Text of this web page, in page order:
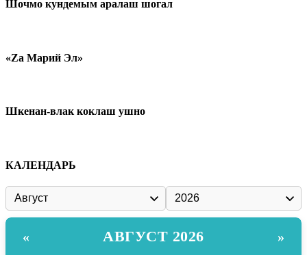
Шочмо кундемым аралаш шогал
«Zа Марий Эл»
Шкенан-влак коклаш ушно
КАЛЕНДАРЬ
« АВГУСТ 2026 »